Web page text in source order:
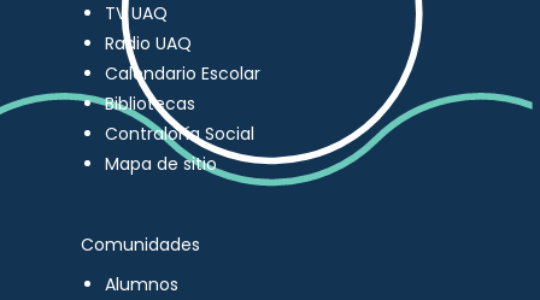
TV UAQ
Radio UAQ
Calendario Escolar
Bibliotecas
Contraloría Social
Mapa de sitio
Comunidades
Alumnos